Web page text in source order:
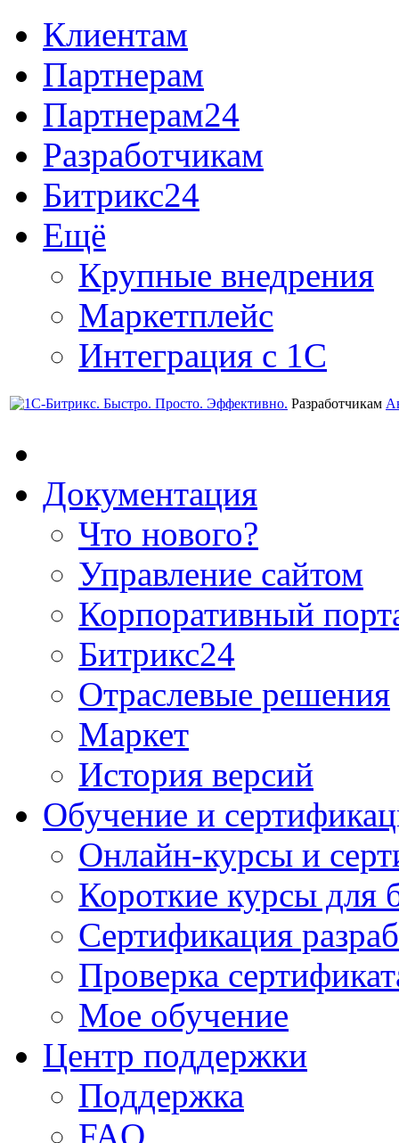
Клиентам
Партнерам
Партнерам24
Разработчикам
Битрикс24
Ещё
Крупные внедрения
Маркетплейс
Интеграция с 1С
Разработчикам
Документация
Что нового?
Управление сайтом
Корпоративный
Битрикс24
Отраслевые решения
Маркет
История версий
Обучение и
Онлайн-курсы и
Короткие курсы для
Сертификация
Проверка
Мое обучение
Центр поддержки
Поддержка